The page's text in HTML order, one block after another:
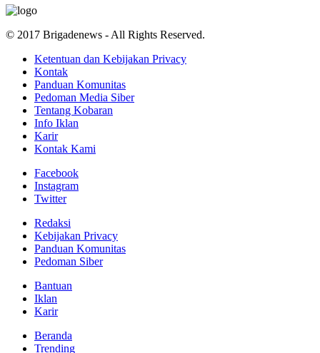
© 2017 Brigadenews - All Rights Reserved.
Ketentuan dan Kebijakan Privacy
Kontak
Panduan Komunitas
Pedoman Media Siber
Tentang Kobaran
Info Iklan
Karir
Kontak Kami
Facebook
Instagram
Twitter
Redaksi
Kebijakan Privacy
Panduan Komunitas
Pedoman Siber
Bantuan
Iklan
Karir
Beranda
Trending